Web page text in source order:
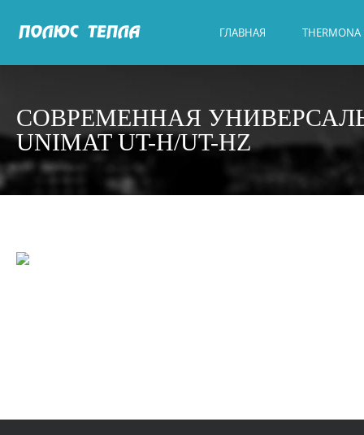
ГЛАВНАЯ THERMONA
СОВРЕМЕННАЯ
UNIMAT UT-H/UT-НZ